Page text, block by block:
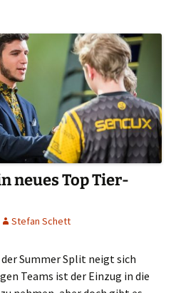
neues Top Tier-
Stefan Schett
der Summer Split neigt sich
Teams ist der Einzug in die